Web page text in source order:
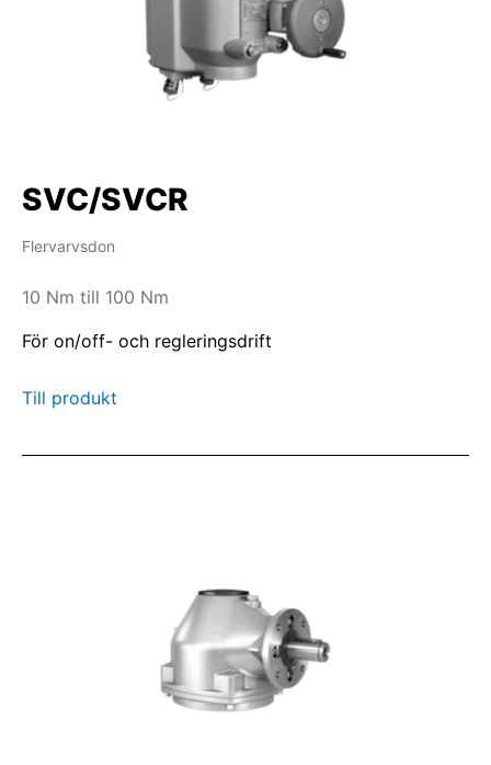
SVC/SVCR
Flervarvsdon
10 Nm till 100 Nm
För on/off- och regleringsdrift
Till produkt